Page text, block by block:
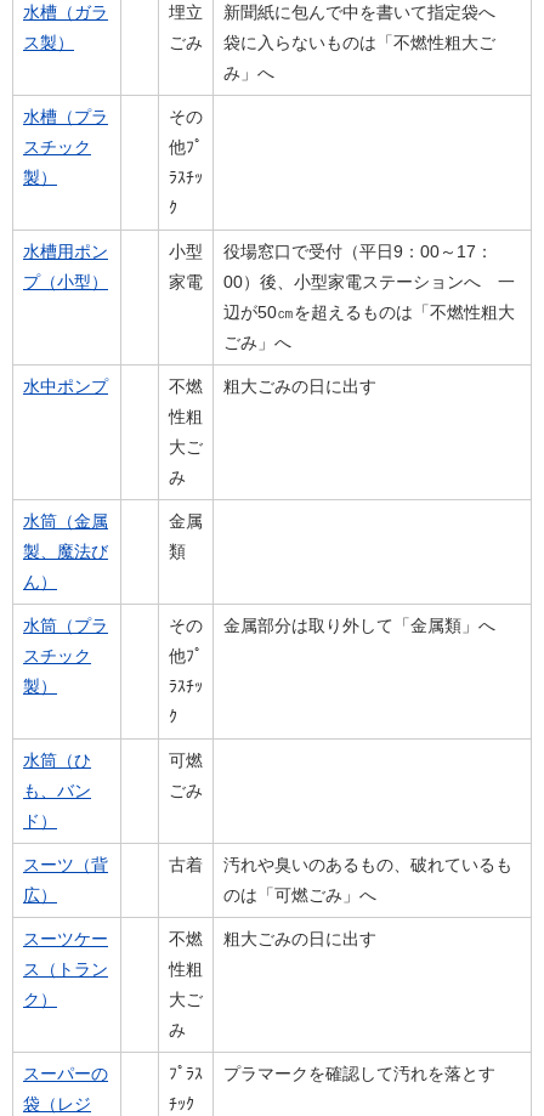
水槽（ガラ
ス製）
埋立
ごみ
新聞紙に包んで中を書いて指定袋へ
袋に入らないものは「不燃性粗大ご
み」へ
水槽（プラ
スチック
製）
その
他ﾌﾟ
ﾗｽﾁｯ
ｸ
水槽用ポン
プ（小型）
小型
家電
役場窓口で受付（平日9：00～17：
00）後、小型家電ステーションへ 一
辺が50㎝を超えるものは「不燃性粗大
ごみ」へ
水中ポンプ
不燃
性粗
大ご
み
粗大ごみの日に出す
水筒（金属
製、魔法び
ん）
金属
類
水筒（プラ
スチック
製）
その
他ﾌﾟ
ﾗｽﾁｯ
ｸ
金属部分は取り外して「金属類」へ
水筒（ひ
も、バン
ド）
可燃
ごみ
スーツ（背
広）
古着
汚れや臭いのあるもの、破れているも
のは「可燃ごみ」へ
スーツケー
ス（トラン
ク）
不燃
性粗
大ご
み
粗大ごみの日に出す
スーパーの
袋（レジ
ﾌﾟﾗｽ
ﾁｯｸ
プラマークを確認して汚れを落とす